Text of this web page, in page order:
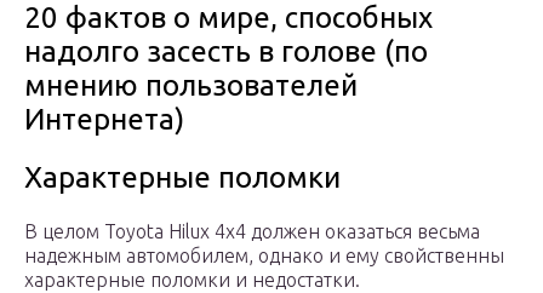
20 фактов о мире, способных
надолго засесть в голове (по
мнению пользователей
Интернета)
Характерные поломки
В целом Toyota Hilux 4х4 должен оказаться весьма
надежным автомобилем, однако и ему свойственны
характерные поломки и недостатки.